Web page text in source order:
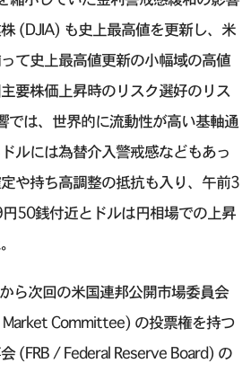
(DJIA) も史上最高値を更新し、米
て史上最高値更新の小幅域の高値
要株価上昇時のリスク選好のリス
では、世界的に流動性が高い基軸通
ルには為替介入警戒感などもあっ
や持ち高調整の抵抗も入り、午前3
50銭付近とドルは円相場での上昇
ら次回の米国連邦公開市場委員会
Market Committee) の投票権を持つ
(FRB / Federal Reserve Board) の